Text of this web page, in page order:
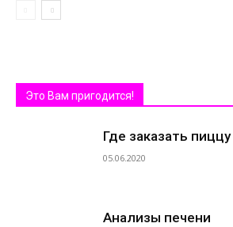
Это Вам пригодится!
Где заказать
05.06.2020
Анализы печени